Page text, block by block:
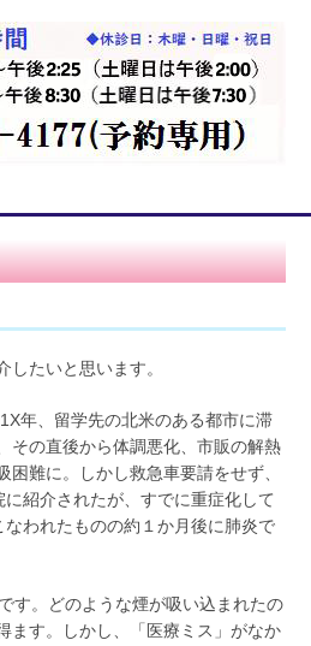
たいと思います。
年、留学先の北米のある都市に滞
その直後から体調悪化、市販の解熱
難に。しかし救急車要請をせず、
紹介されたが、すでに重症化して
われたものの約１か月後に肺炎で
す。どのような煙が吸い込まれたの
ます。しかし、「医療ミス」がなか